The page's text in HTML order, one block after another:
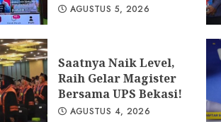
AGUSTUS 5, 2026
Saatnya Naik Level,
Raih Gelar Magister
Bersama UPS Bekasi!
AGUSTUS 4, 2026